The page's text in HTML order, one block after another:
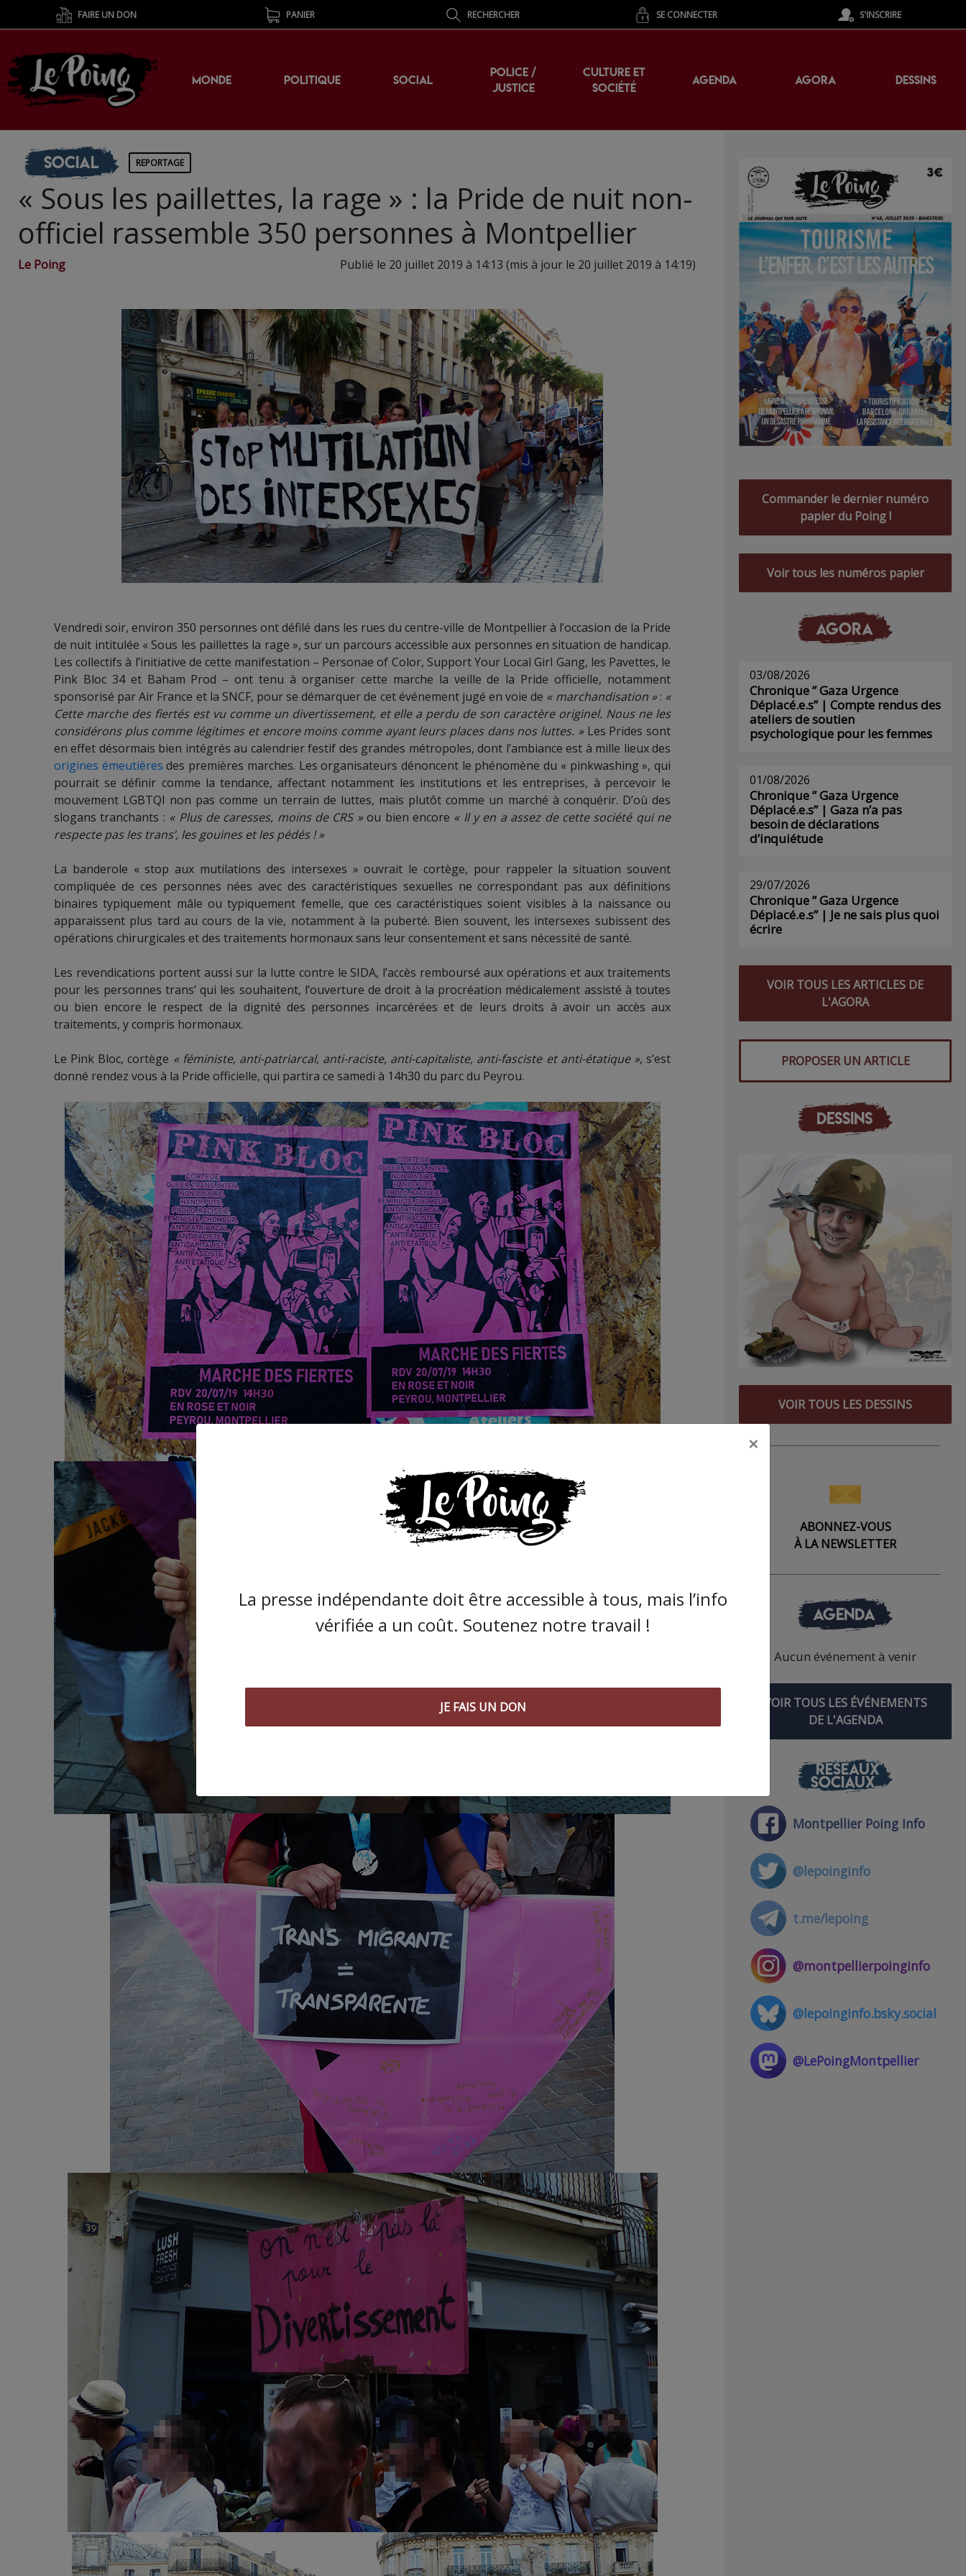
FAIRE UN DON PANIER RECHERCHER SE CONNECTER S'INSCRIRE
MONDE POLITIQUE SOCIAL
POLICE /
JUSTICE
CULTURE ET
SOCIÉTÉ
AGENDA AGORA DESSINS
Social REPORTAGE
« Sous les paillettes, la rage » : la Pride de nuit non-
officiel rassemble 350 personnes à Montpellier
Le Poing Publié le 20 juillet 2019 à 14:13 (mis à jour le 20 juillet 2019 à 14:19)
Vendredi soir, environ 350 personnes ont défilé dans les rues du centre-ville de Montpellier à l’occasion de la Pride
de nuit intitulée « Sous les paillettes la rage », sur un parcours accessible aux personnes en situation de handicap.
Les collectifs à l’initiative de cette manifestation – Personae of Color, Support Your Local Girl Gang, les Pavettes, le
Pink Bloc 34 et Baham Prod – ont tenu à organiser cette marche la veille de la Pride officielle, notamment
sponsorisé par Air France et la SNCF, pour se démarquer de cet événement jugé en voie de « marchandisation »: «
Cette marche des fiertés est vu comme un divertissement, et elle a perdu de son caractère originel. Nous ne les
considérons plus comme légitimes et encore moins comme ayant leurs places dans nos luttes. »Les Prides sont
en effet désormais bien intégrés au calendrier festif des grandes métropoles, dont l’ambiance est à mille lieux des
origines émeutières des premières marches. Les organisateurs dénoncent le phénomène du « pinkwashing », qui
pourrait se définir comme la tendance, affectant notamment les institutions et les entreprises, à percevoir le
mouvement LGBTQI non pas comme un terrain de luttes, mais plutôt comme un marché à conquérir. D’où des
slogans tranchants : « Plus de caresses, moins de CRS »ou bien encore « Il y en a assez de cette société qui ne
respectepasles trans’, les gouines et les pédés ! »
La banderole « stop aux mutilations des intersexes » ouvrait le cortège, pour rappeler la situation souvent
compliquée de ces personnes nées avec des caractéristiques sexuelles ne correspondant pas aux définitions
binaires typiquement mâle ou typiquement femelle, que ces caractéristiques soient visibles à la naissance ou
apparaissent plus tard au cours de la vie, notamment à la puberté. Bien souvent, les intersexes subissent des
opérations chirurgicales et des traitements hormonaux sans leur consentement et sans nécessité de santé.
Les revendications portent aussi sur la lutte contre le SIDA, l’accès remboursé aux opérations et aux traitements
pour les personnes trans’ qui les souhaitent, l’ouverture de droit à la procréation médicalement assisté à toutes
ou bien encore le respect de la dignité des personnes incarcérées et de leurs droits à avoir un accès aux
traitements, y compris hormonaux.
Le Pink Bloc, cortège « féministe, anti-patriarcal, anti-raciste, anti-capitaliste, anti-fasciste et anti-étatique », s’est
donné rendez vous à la Pride officielle, qui partira ce samedi à 14h30 du parc du Peyrou.
Commander le dernier numéro
papier du Poing !
Voir tous les numéros papier
AGORA
03/08/2026
Chronique ” Gaza Urgence
Déplacé.e.s” | Compte rendus des
ateliers de soutien
psychologique pour les femmes
01/08/2026
Chronique ” Gaza Urgence
Déplacé.e.s” | Gaza n’a pas
besoin de déclarations
d’inquiétude
29/07/2026
Chronique ” Gaza Urgence
Déplacé.e.s” | Je ne sais plus quoi
écrire
VOIR TOUS LES ARTICLES DE
L'AGORA
PROPOSER UN ARTICLE
DESSINS
VOIR TOUS LES DESSINS
ABONNEZ-VOUS
À LA NEWSLETTER
AGENDA
Aucun événement à venir
VOIR TOUS LES ÉVÉNEMENTS
DE L'AGENDA
RÉSEAUX
SOCIAUX
Montpellier Poing Info
@lepoinginfo
t.me/lepoing
@montpellierpoinginfo
@lepoinginfo.bsky.social
@LePoingMontpellier
×
La presse indépendante doit être accessible à tous, mais l’info
vérifiée a un coût. Soutenez notre travail !
JE FAIS UN DON